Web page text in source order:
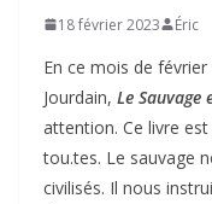
18 février 2023 Éric
En ce mois de
Jourdain, Le
attention. Ce livre
tou.tes. Le sauvage
civilisés. Il nous